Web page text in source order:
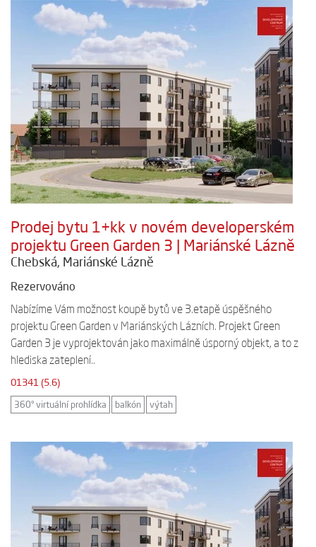
Prodej bytu 1+kk v novém developerském
projektu Green Garden 3 | Mariánské Lázně
Chebská, Mariánské Lázně
Rezervováno
Nabízíme Vám možnost koupě bytů ve 3.etapě úspěšného
projektu Green Garden v Mariánských Lázních. Projekt Green
Garden 3 je vyprojektován jako maximálně úsporný objekt, a to z
hlediska zateplení..
01341 (5.6)
360° virtuální prohlídka balkón výtah